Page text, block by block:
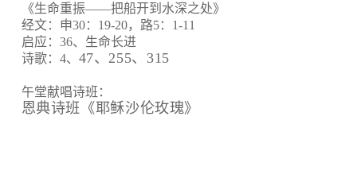
《生命重振——把船开到水深之处》
经文：申30：19-20，路5：1-11
启应：36、生命长进
诗歌：4、 47、255、315
午堂献唱诗班：
恩典诗班《耶稣沙伦玫瑰》